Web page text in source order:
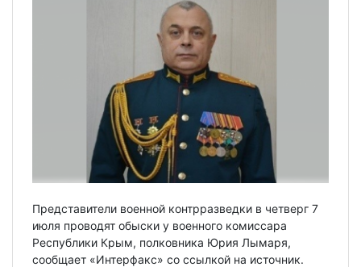
Представители военной контрразведки в четверг 7
июля проводят обыски у военного комиссара
Республики Крым, полковника Юрия Лымаря,
сообщает «Интерфакс» со ссылкой на источник.